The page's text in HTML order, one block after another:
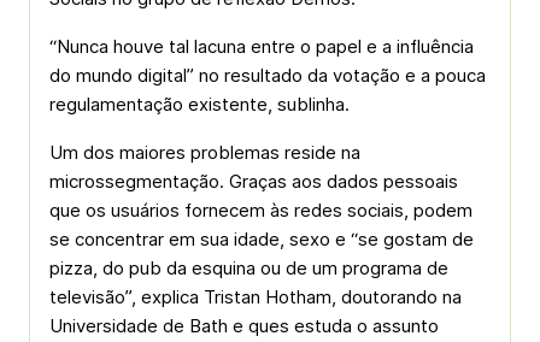
“Nunca houve tal lacuna entre o papel e a influência
do mundo digital” no resultado da votação e a pouca
regulamentação existente, sublinha.
Um dos maiores problemas reside na
microssegmentação. Graças aos dados pessoais
que os usuários fornecem às redes sociais, podem
se concentrar em sua idade, sexo e “se gostam de
pizza, do pub da esquina ou de um programa de
televisão”, explica Tristan Hotham, doutorando na
Universidade de Bath e ques estuda o assunto